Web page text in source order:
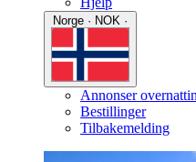
Annonser
Bestillinger
Tilbakemelding